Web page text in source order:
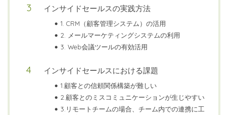
インサイドセールスの実践方法
1. CRM（顧客管理システム）の活用
2. メールマーケティングシステムの利用
3. Web会議ツールの有効活用
インサイドセールスにおける課題
1.顧客との信頼関係構築が難しい
2.顧客とのミスコミュニケーションが生じやすい
3.リモートチームの場合、チーム内での連携に工